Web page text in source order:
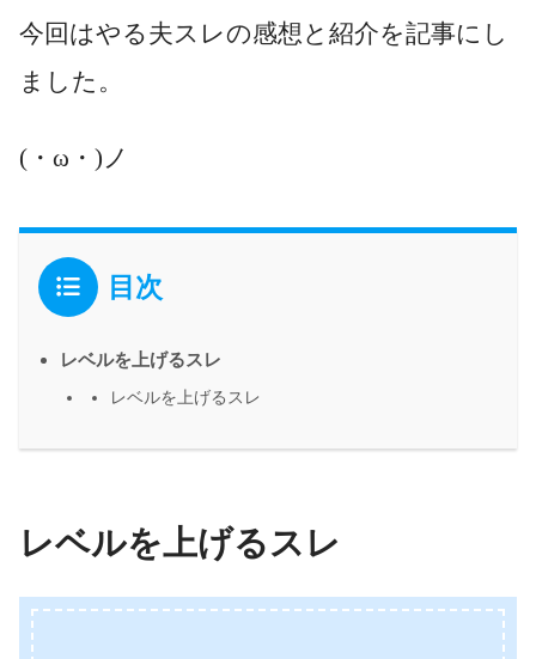
今回はやる夫スレの感想と紹介を記事にし
ました。
(・ω・)ノ
目次
レベルを上げるスレ
レベルを上げるスレ
レベルを上げるスレ